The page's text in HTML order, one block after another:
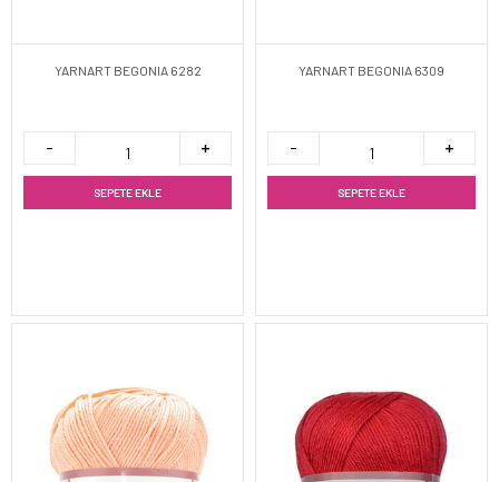
YARNART BEGONIA 6282
SEPETE EKLE
YARNART BEGONIA 6309
SEPETE EKLE